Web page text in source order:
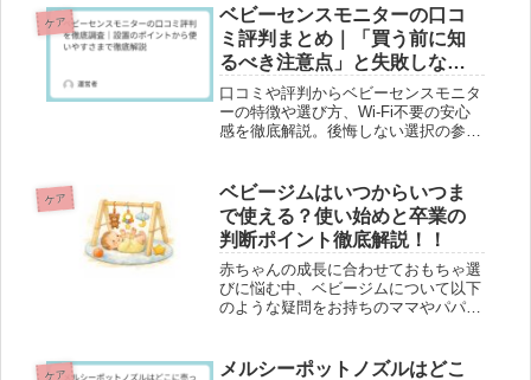
介！
ケア
ベビーセンスモニターの口コ
ミ評判まとめ｜「買う前に知
るべき注意点」と失敗しない
設置のコツ
口コミや評判からベビーセンスモニタ
ーの特徴や選び方、Wi-Fi不要の安心
感を徹底解説。後悔しない選択の参考
ケア
ベビージムはいつからいつま
で使える？使い始めと卒業の
判断ポイント徹底解説！！
赤ちゃんの成長に合わせておもちゃ選
びに悩む中、ベビージムについて以下
のような疑問をお持ちのママやパパは
いいの？」「せっかく買ったのに使っ
ケア
メルシーポットノズルはどこ